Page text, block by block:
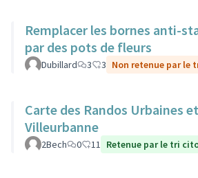
Remplacer les bornes anti-
par des pots de fleurs
Dubillard 3 3 Non retenue par le
Carte des Randos Urbaines
Villeurbanne
2Bech 0 11 Retenue par le tri